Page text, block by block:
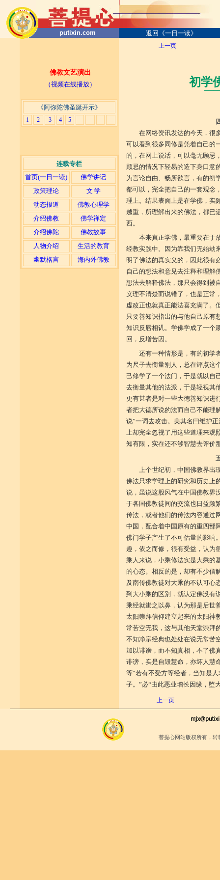
putixin.com 返回《一日一读》
佛教文艺演出
（视频在线播放）
《阿弥陀佛圣诞开示》
1 2 3 4 5
连载专栏
首页(一日一读)
佛学讲记
政策理论
文 学
动态报道
佛教心理学
介绍佛教
佛学禅定
介绍佛陀
佛教故事
人物介绍
生活的教育
幽默格言
海内外佛教
上一页
初学
在网络资讯发达的今天，很
可以看到很多同修是凭着自己的
的，在网上说话，可以毫无顾忌
顾忌的情况下轻易的造下身口意
为言论自由、畅所欲言，有的初
都可以，完全把自己的一套观念
理上。结果表面上是在学佛，实
越重，所理解出来的佛法，都已
西。
本来真正学佛，最重要在于
经教实践中。因为靠我们无始劫
明了佛法的真实义的，因此很有
自己的想法和意见去注释和理解
想法去解释佛法，那只会得到被
义理不清楚而说错了，也是正常
虚改正也就真正能法喜充满了。
只要善知识指出的与他自己原有
知识反唇相讥。学佛学成了一个
回，反增苦因。
还有一种情形是，有的初学
为尺子去衡量别人，总在评点这
己修学了一个法门，于是就以自
去衡量其他的法派，于是轻视其
更有甚者是对一些大德善知识进
者把大德所说的法而自己不能理
说”一词去攻击。美其名曰维护
上却完全忽视了用这些道理来观
知有限，实在还不够智慧去评价
上个世纪初，中国佛教界出
佛法只求学理上的研究和历史上
说，虽说这股风气在中国佛教界
于各国佛教徒间的交流也日益频
传法，或者他们的传法内容通过
中国，配合着中国原有的重四部
佛门学子产生了不可估量的影响
趣，依之而修，很有受益，认为
乘人来说，小乘修法实是大乘的
的心态。相反的是，却有不少信
及南传佛教徒对大乘的不认可心
到大小乘的区别，就认定佛没有
乘经就蚩之以鼻，认为那是后世
太阳崇拜信仰建立起来的太阳神
常苦空无我，这与其他天堂崇拜
不知净宗经典也处处在说无常苦
加以诽谤，而不知真相，不了佛
诽谤，实是自毁慧命，亦坏人慧
等“若有不受方等经者，当知是
子。”必“由此恶业增长因缘，堕
上一页
菩提心网站版权所有，